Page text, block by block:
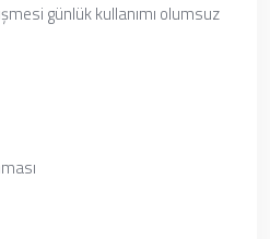
günlük kullanımı olumsuz